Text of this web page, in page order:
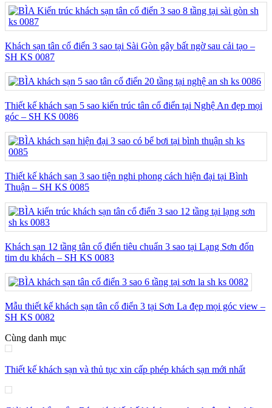
SH KS 0087
góc – SH KS 0086
Thuận – SH KS 0085
tim du khách – SH KS 0083
SH KS 0082